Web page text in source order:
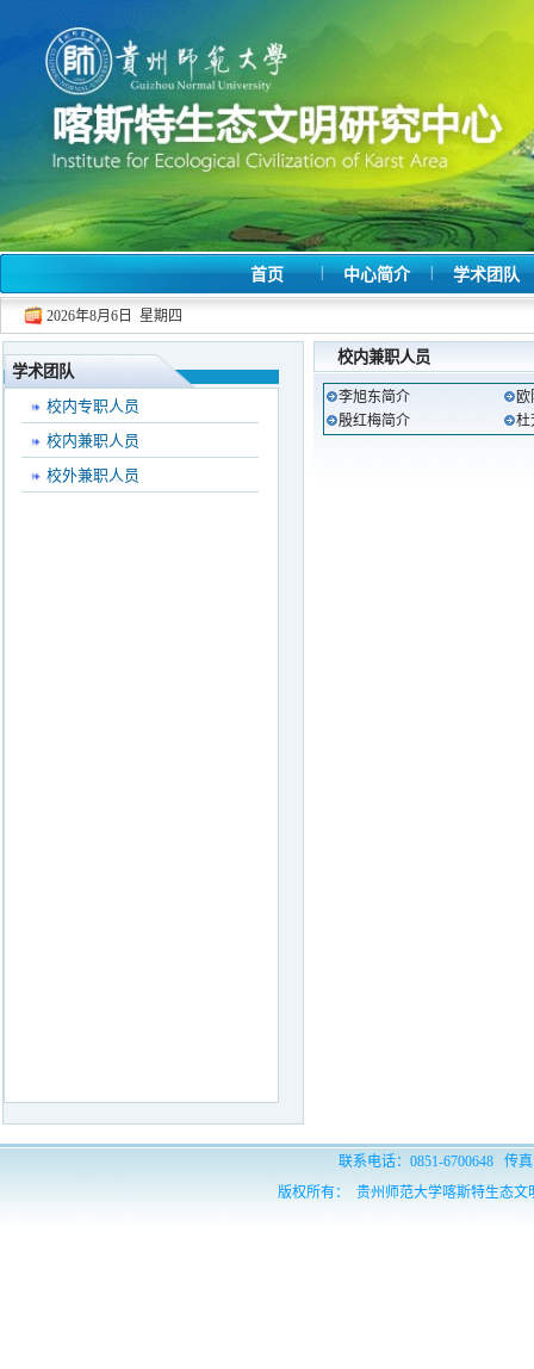
首页 | 中心简介 | 学术团队
2026年8月6日 星期四
学术团队
校内专职人员
校内兼职人员
校外兼职人员
校内兼职人员
李旭东简介
殷红梅简介
杜
联系电话：0851-6700648 传
版权所有： 贵州师范大学喀斯特生态文